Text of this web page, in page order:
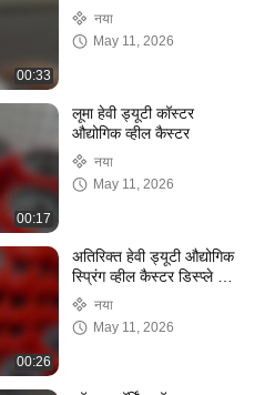
00:33
अनुकूली स्टीयरिंग मोड
चिकित्सा उपकरण
नया
May 11, 2026
00:17
लूमा हेवी ड्यूटी कॉस्टर
औद्योगिक व्हील कैस्टर
नया
May 11, 2026
00:26
अतिरिक्त हेवी ड्यूटी औद्योगिक
स्प्रिंग व्हील कैस्टर डिस्प्ले और
वर्कशॉप स्थिति
नया
May 11, 2026